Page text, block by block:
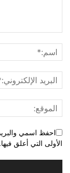
احفظ اسمي
الأولى التي أعلق فيها.